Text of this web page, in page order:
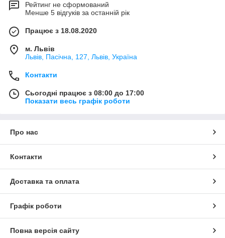
Рейтинг не сформований
Менше 5 відгуків за останній рік
Працює з 18.08.2020
м. Львів
Львів, Пасічна, 127, Львів, Україна
Контакти
Сьогодні працює з 08:00 до 17:00
Показати весь графік роботи
Про нас
Контакти
Доставка та оплата
Графік роботи
Повна версія сайту